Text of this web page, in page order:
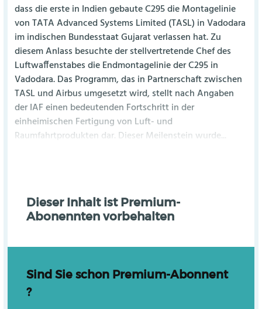
dass die erste in Indien gebaute C295 die Montagelinie
von TATA Advanced Systems Limited (TASL) in Vadodara
im indischen Bundesstaat Gujarat verlassen hat. Zu
diesem Anlass besuchte der stellvertretende Chef des
Luftwaffenstabes die Endmontagelinie der C295 in
Vadodara. Das Programm, das in Partnerschaft zwischen
TASL und Airbus umgesetzt wird, stellt nach Angaben
der IAF einen bedeutenden Fortschritt in der
einheimischen Fertigung von Luft- und
Raumfahrtprodukten dar. Dieser Meilenstein wurde...
Dieser Inhalt ist Premium-
Abonennten vorbehalten
Sind Sie schon Premium-Abonnent
?